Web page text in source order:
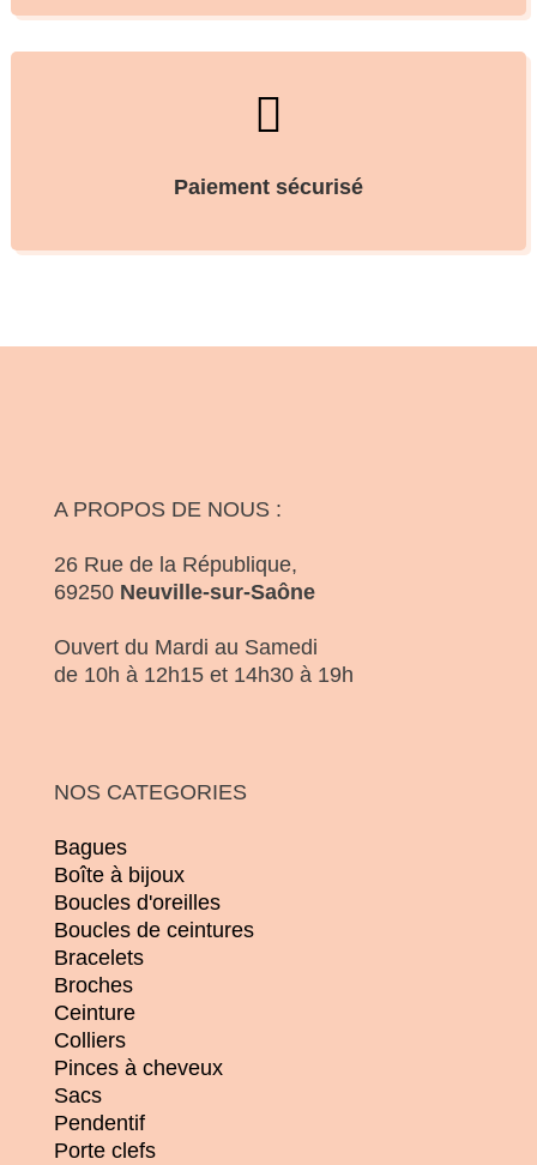

Paiement sécurisé
A PROPOS DE NOUS :
26 Rue de la République,
69250 Neuville-sur-Saône
Ouvert du Mardi au Samedi
de 10h à 12h15 et 14h30 à 19h
NOS CATEGORIES
Bagues
Boîte à bijoux
Boucles d'oreilles
Boucles de ceintures
Bracelets
Broches
Ceinture
Colliers
Pinces à cheveux
Sacs
Pendentif
Porte clefs